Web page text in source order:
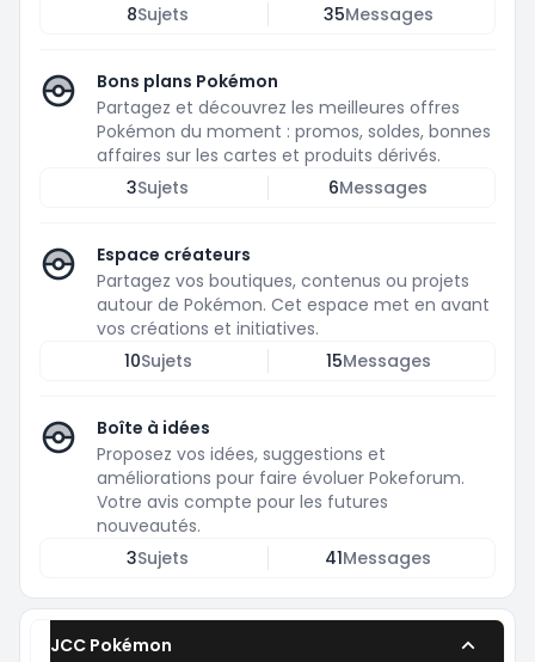
8Sujets 35Messages
Bons plans Pokémon
Partagez et découvrez les meilleures offres
Pokémon du moment : promos, soldes, bonnes
affaires sur les cartes et produits dérivés.
3Sujets 6Messages
Espace créateurs
Partagez vos boutiques, contenus ou projets
autour de Pokémon. Cet espace met en avant
vos créations et initiatives.
10Sujets 15Messages
Boîte à idées
Proposez vos idées, suggestions et
améliorations pour faire évoluer Pokeforum.
Votre avis compte pour les futures
nouveautés.
3Sujets 41Messages
JCC Pokémon